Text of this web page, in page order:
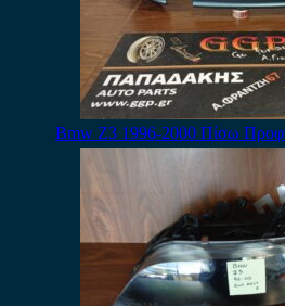
Bmw Z3 1996-2000 Πίσω